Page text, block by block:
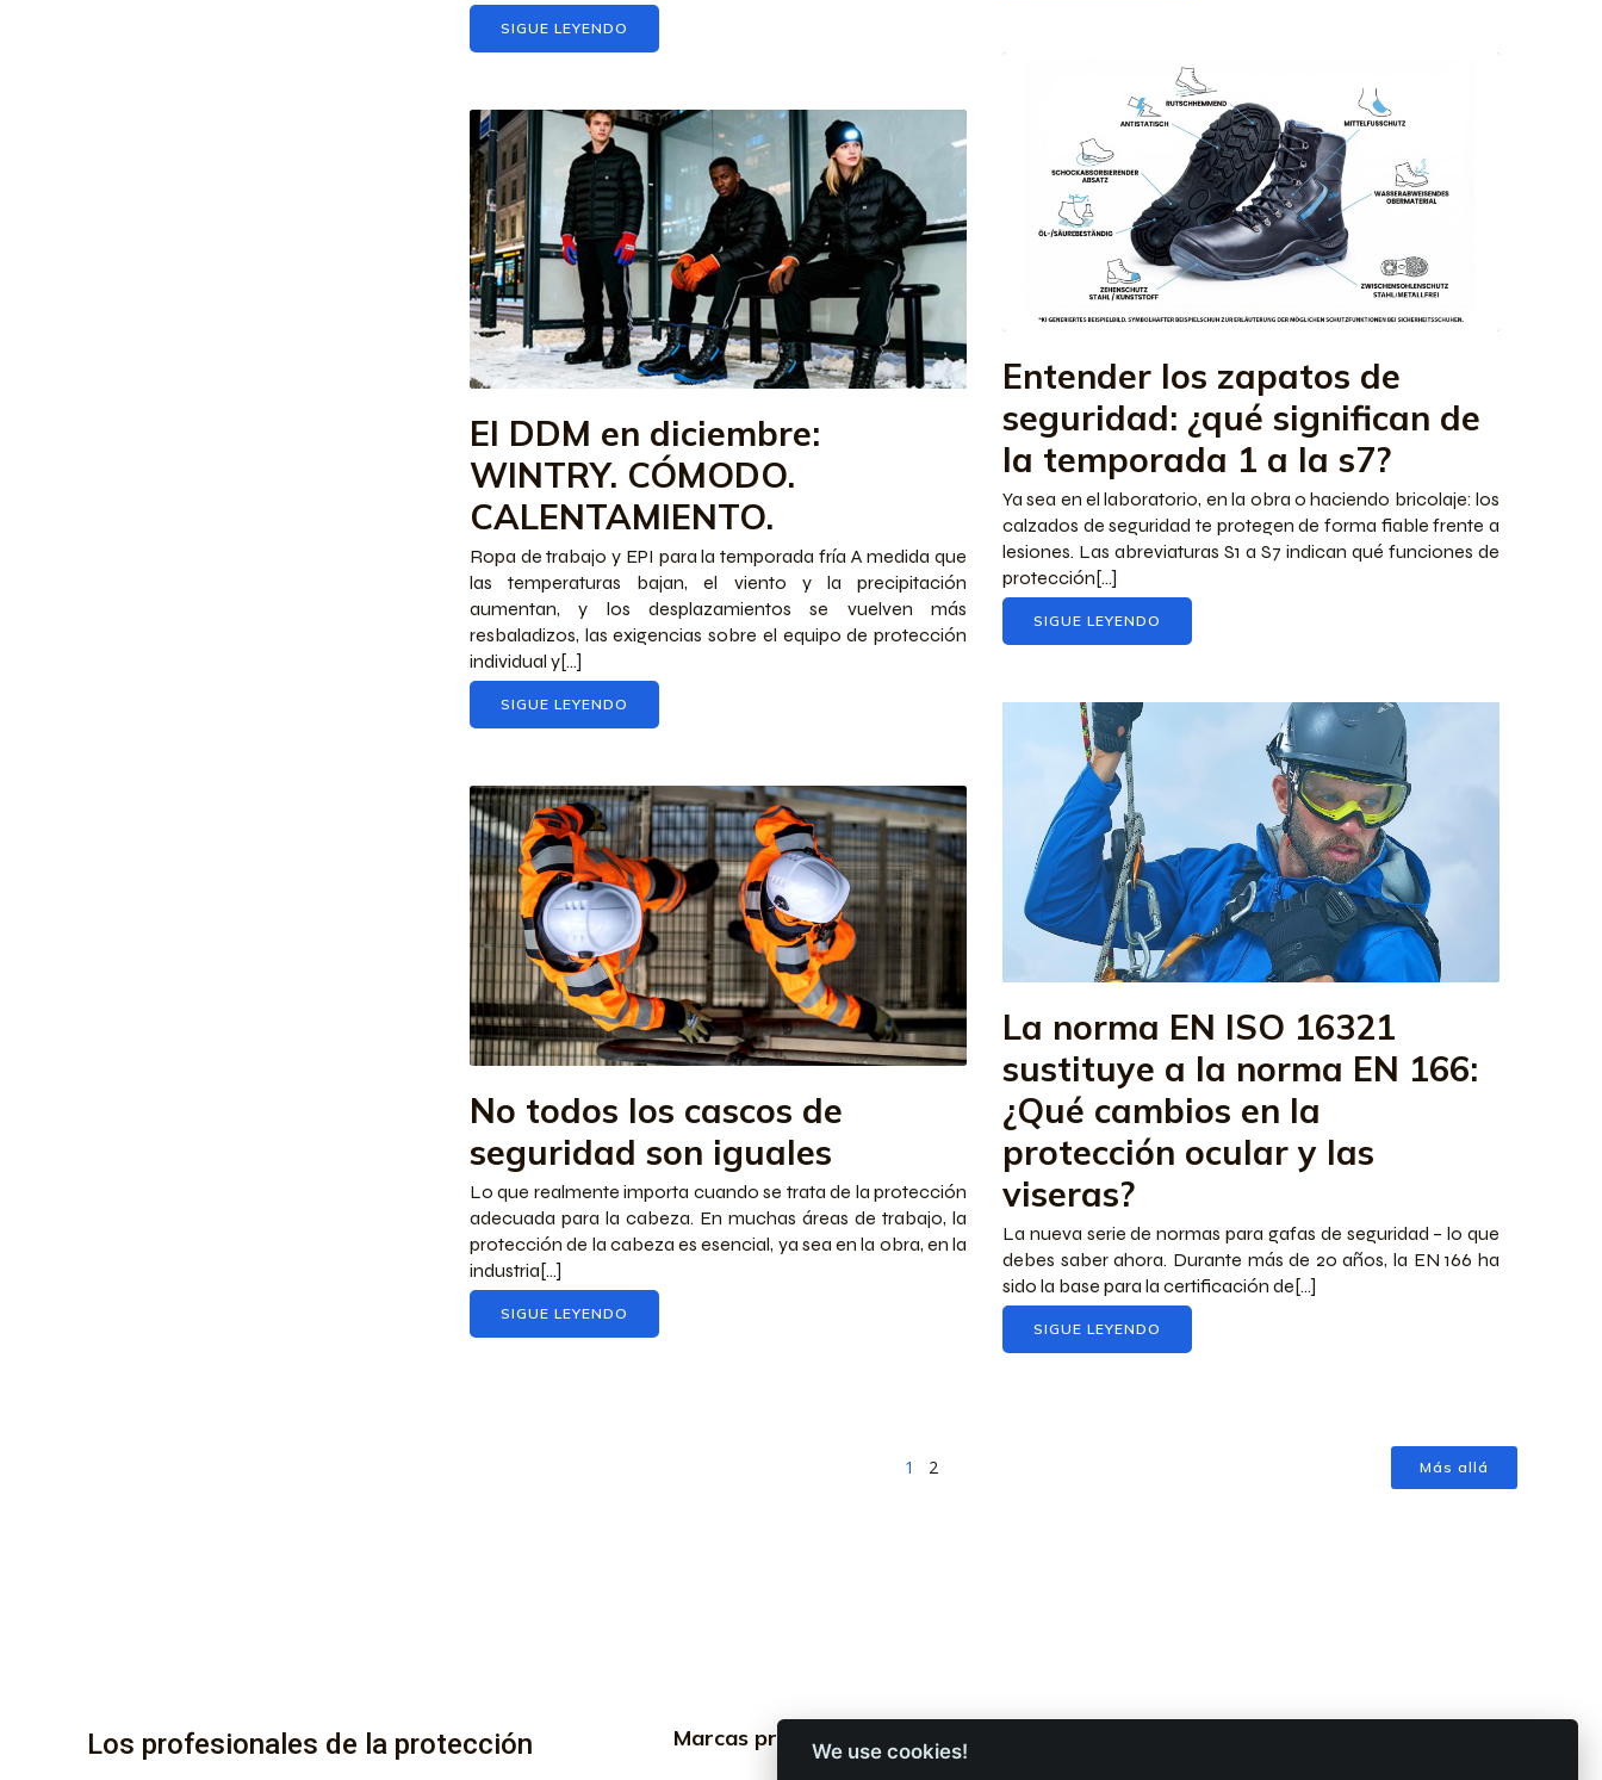
SIGUE LEYENDO
Entender los zapatos de
seguridad: ¿qué significan de
la temporada 1 a la s7?
Ya sea en el laboratorio, en la obra o haciendo bricolaje: los
calzados de seguridad te protegen de forma fiable frente a
lesiones. Las abreviaturas S1 a S7 indican qué funciones de
protección[...]
SIGUE LEYENDO
El DDM en diciembre:
WINTRY. CÓMODO.
CALENTAMIENTO.
Ropa de trabajo y EPI para la temporada fría A medida que
las temperaturas bajan, el viento y la precipitación
aumentan, y los desplazamientos se vuelven más
resbaladizos, las exigencias sobre el equipo de protección
individual y[...]
SIGUE LEYENDO
La norma EN ISO 16321
sustituye a la norma EN 166:
¿Qué cambios en la
protección ocular y las
viseras?
La nueva serie de normas para gafas de seguridad – lo que
debes saber ahora. Durante más de 20 años, la EN 166 ha
sido la base para la certificación de[...]
SIGUE LEYENDO
No todos los cascos de
seguridad son iguales
Lo que realmente importa cuando se trata de la protección
adecuada para la cabeza. En muchas áreas de trabajo, la
protección de la cabeza es esencial, ya sea en la obra, en la
industria[...]
SIGUE LEYENDO
1 2 Más allá
Los profesionales de la protección Marcas profesionales
We use cookies!